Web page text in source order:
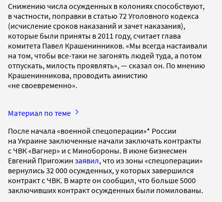
Снижению числа осужденных в колониях способствуют,
в частности, поправки в статью 72 Уголовного кодекса
(исчисление сроков наказаний и зачет наказания),
которые были приняты в 2011 году, считает глава
комитета Павел Крашенинников. «Мы всегда настаивали
на том, чтобы все-таки не загонять людей туда, а потом
отпускать, милость проявлять», — сказал он. По мнению
Крашенинникова, проводить амнистию
«не своевременно».
Материал по теме
После начала «военной спецоперации»* России
на Украине заключенные начали заключать контракты
с ЧВК «Вагнер» и с Минобороны. В июне бизнесмен
Евгений Пригожин заявил, что из зоны «спецоперации»
вернулись 32 000 осужденных, у которых завершился
контракт с ЧВК. В марте он сообщил, что больше 5000
заключивших контракт осужденных были помилованы.